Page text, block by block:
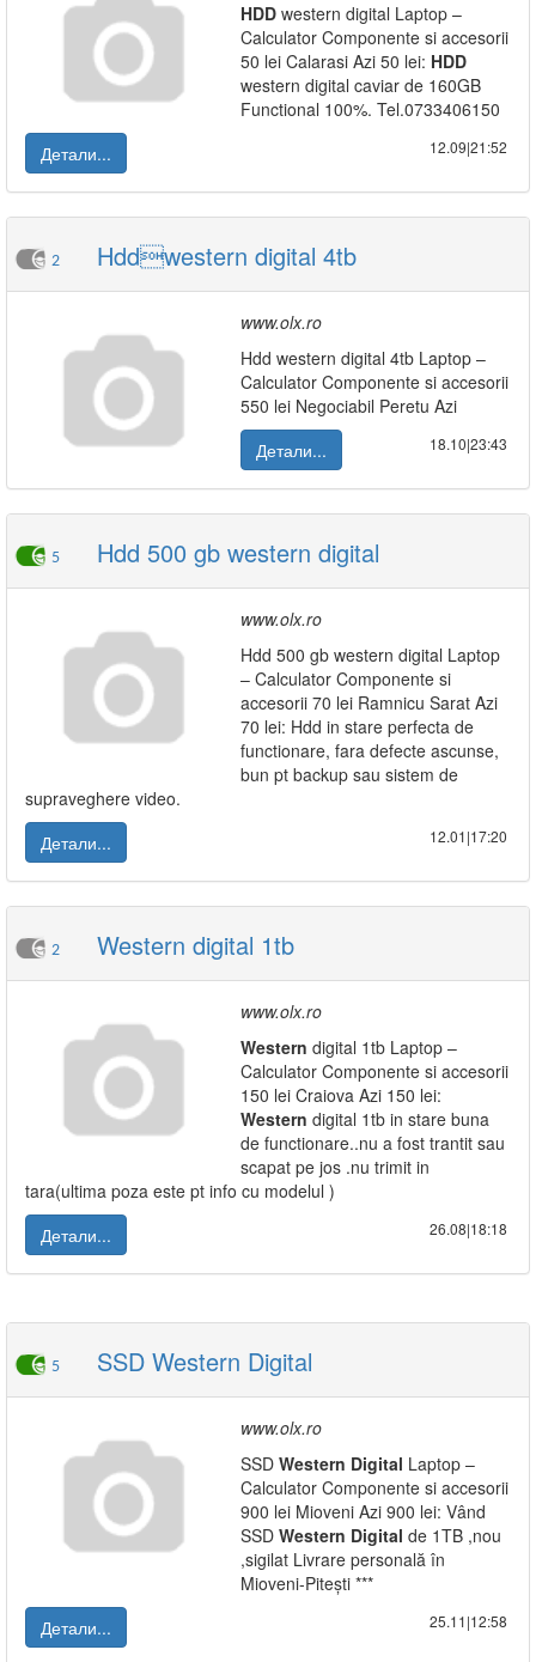
HDD western digital Laptop –
Calculator Componente si accesorii
50 lei Calarasi Azi 50 lei: HDD
western digital caviar de 160GB
Functional 100%. Tel.0733406150
Детали...
12.09|21:52
2 Hddwestern digital 4tb
www.olx.ro
Hdd western digital 4tb Laptop –
Calculator Componente si accesorii
550 lei Negociabil Peretu Azi
Детали...
18.10|23:43
5 Hdd 500 gb western digital
www.olx.ro
Hdd 500 gb western digital Laptop
– Calculator Componente si
accesorii 70 lei Ramnicu Sarat Azi
70 lei: Hdd in stare perfecta de
functionare, fara defecte ascunse,
bun pt backup sau sistem de
supraveghere video.
Детали...
12.01|17:20
2 Western digital 1tb
www.olx.ro
Western digital 1tb Laptop –
Calculator Componente si accesorii
150 lei Craiova Azi 150 lei:
Western digital 1tb in stare buna
de functionare..nu a fost trantit sau
scapat pe jos .nu trimit in
tara(ultima poza este pt info cu modelul )
Детали...
26.08|18:18
5 SSD Western Digital
www.olx.ro
SSD Western Digital Laptop –
Calculator Componente si accesorii
900 lei Mioveni Azi 900 lei: Vând
SSD Western Digital de 1TB ,nou
,sigilat Livrare personală în
Mioveni-Pitești ***
Детали...
25.11|12:58